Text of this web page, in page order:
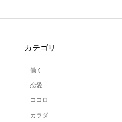
カテゴリ
働く
恋愛
ココロ
カラダ